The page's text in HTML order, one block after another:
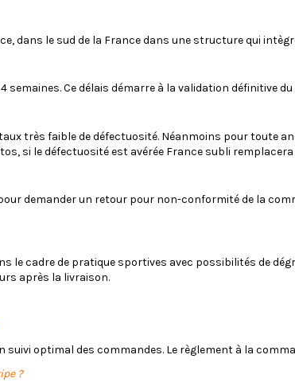
dans le sud de la France dans une structure qui
Ce délais démarre à la validation définitive du
très faible de défectuosité. Néanmoins pour toute
si le défectuosité est avérée France subli
demander un retour pour non-conformité de la
le cadre de pratique sportives avec possibilités de
après la livraison.
suivi optimal des commandes. Le règlement à la
?